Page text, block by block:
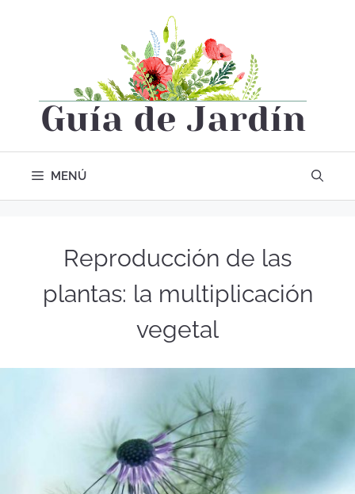
MENÚ
Reproducción de las
plantas: la multiplicación
vegetal